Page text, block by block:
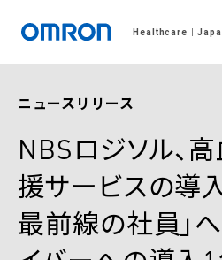
Healthcare
ニュースリリース
NBSロジソル、
援サービスの導
最前線の社員」